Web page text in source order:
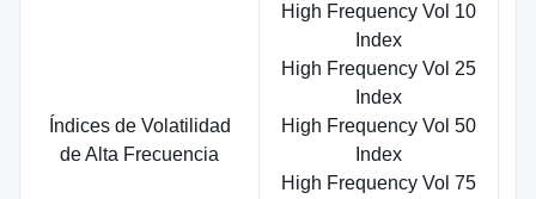
Índices de Volatilidad
de Alta Frecuencia
High Frequency Vol 10
Index
High Frequency Vol 25
Index
High Frequency Vol 50
Index
High Frequency Vol 75